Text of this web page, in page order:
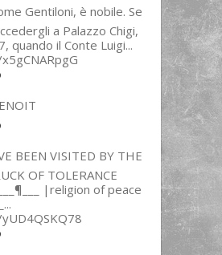
Gentiloni, è nobile. Se
a Palazzo Chigi,
quando il Conte Luigi...
BEEN VISITED BY THE
OF TOLERANCE
|religion of peace